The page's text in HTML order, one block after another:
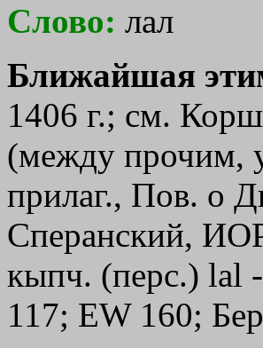
Слово: лал
Ближайшая
1406 г.; см.
(между прочим,
прилаг., Пов. о
Сперанский,
кыпч. (перс.) lаl
117; ЕW 160;